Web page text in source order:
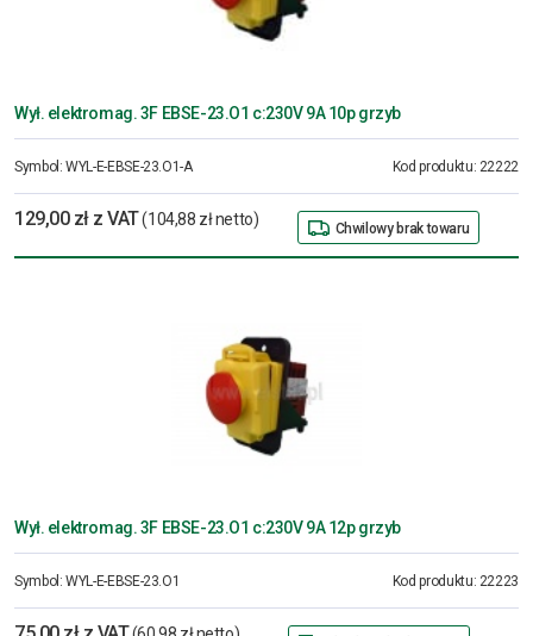
Wył. elektromag. 3F EBSE-23.O1 c:230V 9A 10p grzyb
Symbol:WYL-E-EBSE-23.O1-A Kod produktu: 22222
129,00 zł z VAT(104,88 zł netto) Chwilowy brak towaru
Wył. elektromag. 3F EBSE-23.O1 c:230V 9A 12p grzyb
Symbol:WYL-E-EBSE-23.O1 Kod produktu: 22223